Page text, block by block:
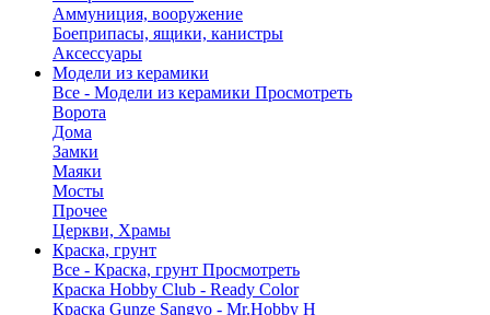
Аммуниция, вооружение
Боеприпасы, ящики, канистры
Аксессуары
Модели из керамики
Все - Модели из керамики Просмотреть
Ворота
Дома
Замки
Маяки
Мосты
Прочее
Церкви, Храмы
Краска, грунт
Все - Краска, грунт Просмотреть
Краска Hobby Club - Ready Color
Краска Gunze Sangyo - Mr.Hobby H